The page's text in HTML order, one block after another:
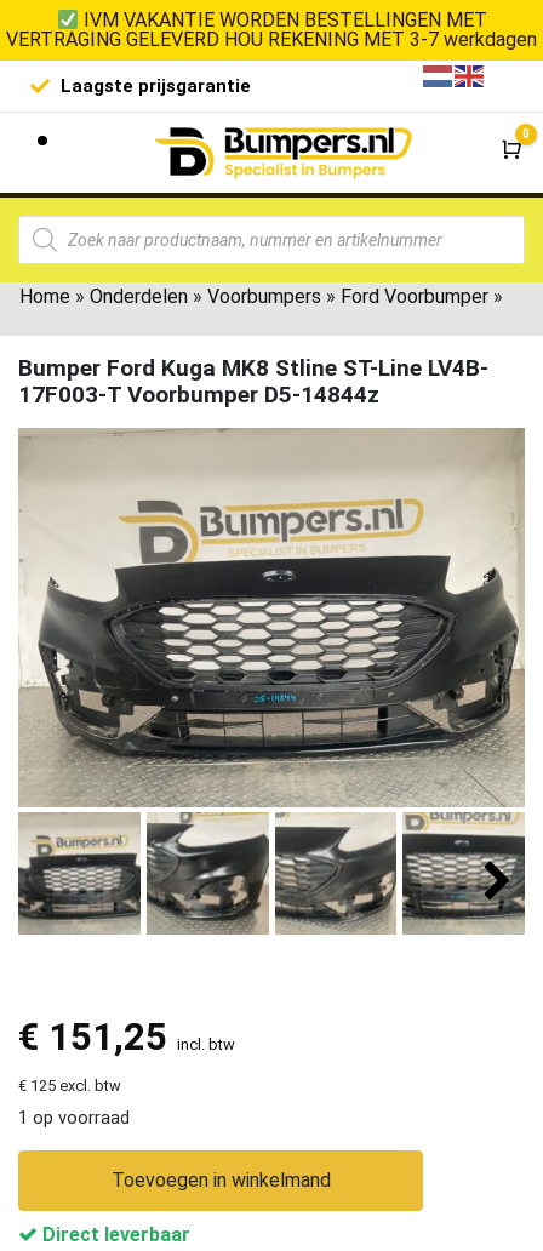
IVM VAKANTIE WORDEN BESTELLINGEN MET
VERTRAGING GELEVERD HOU REKENING MET 3-7 werkdagen
Laagste prijsgarantie De
0
Home » Onderdelen » Voorbumpers » Ford Voorbumper »
Bumper Ford Kuga MK8 Stline ST-Line LV4B-
17F003-T Voorbumper D5-14844z
€ 151,25 incl. btw
€ 125 excl. btw
1 op voorraad
Toevoegen in winkelmand
Direct leverbaar